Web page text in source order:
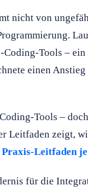
nicht von
Tools – ein
einen
Tools –
Leitfaden zeigt,
Praxis-Leitfaden
für die